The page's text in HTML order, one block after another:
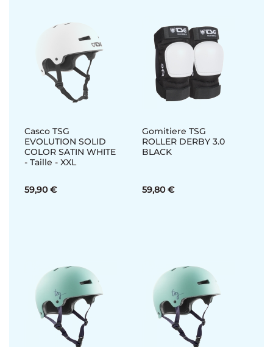
Casco TSG
EVOLUTION SOLID
COLOR SATIN WHITE
- Taille - XXL
59,90 €
Gomitiere TSG
ROLLER DERBY 3.0
BLACK
59,80 €